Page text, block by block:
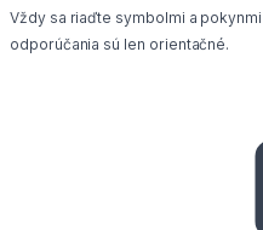
Vždy sa riaďte symbolmi a
odporúčania sú len orientačné.